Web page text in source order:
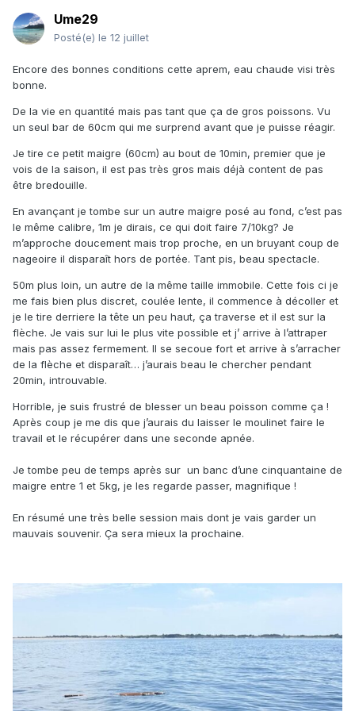
Ume29
Posté(e) le 12 juillet
Encore des bonnes conditions cette aprem, eau chaude visi très
bonne.
De la vie en quantité mais pas tant que ça de gros poissons. Vu
un seul bar de 60cm qui me surprend avant que je puisse réagir.
Je tire ce petit maigre (60cm) au bout de 10min, premier que je
vois de la saison, il est pas très gros mais déjà content de pas
être bredouille.
En avançant je tombe sur un autre maigre posé au fond, c’est pas
le même calibre, 1m je dirais, ce qui doit faire 7/10kg? Je
m’approche doucement mais trop proche, en un bruyant coup de
nageoire il disparaît hors de portée. Tant pis, beau spectacle.
50m plus loin, un autre de la même taille immobile. Cette fois ci je
me fais bien plus discret, coulée lente, il commence à décoller et
je le tire derriere la tête un peu haut, ça traverse et il est sur la
flèche. Je vais sur lui le plus vite possible et j’ arrive à l’attraper
mais pas assez fermement. Il se secoue fort et arrive à s’arracher
de la flèche et disparaît… j’aurais beau le chercher pendant
20min, introuvable.
Horrible, je suis frustré de blesser un beau poisson comme ça !
Après coup je me dis que j’aurais du laisser le moulinet faire le
travail et le récupérer dans une seconde apnée.
Je tombe peu de temps après sur un banc d’une cinquantaine de
maigre entre 1 et 5kg, je les regarde passer, magnifique !
En résumé une très belle session mais dont je vais garder un
mauvais souvenir. Ça sera mieux la prochaine.